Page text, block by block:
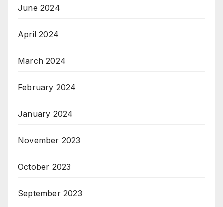
June 2024
April 2024
March 2024
February 2024
January 2024
November 2023
October 2023
September 2023